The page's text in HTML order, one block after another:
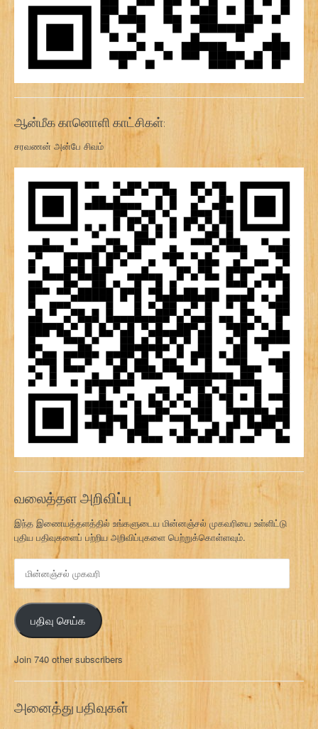
ஆன்மீக கானொளி காட்சிகள்:
சரவணன் அன்பே சிவம்
வலைத்தள அறிவிப்பு
இந்த இணையத்தளத்தில் உங்களுடைய மின்னஞ்சல் முகவரியை உள்ளிட்டு
புதிய பதிவுகளைப் பற்றிய அறிவிப்புகளை பெற்றுக்கொள்ளவும்.
ன
ஞ்
ச
ல்
க
வ
பதிவு செய்க
Join 740 other subscribers
அனைத்து பதிவுகள்